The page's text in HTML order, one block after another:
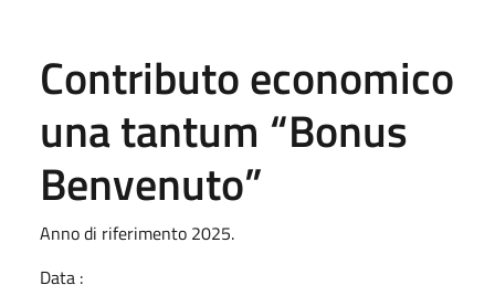
Contributo economico
una tantum “Bonus
Benvenuto”
Anno di riferimento 2025.
Data :